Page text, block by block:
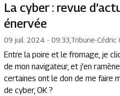
La cyber : revue
énervée
09 juil. 2024 - 09:33 Tribune-Cédric
Entre la poire et le fromage, je
de mon navigateur, et j’en
certaines ont le don de me faire
de cyber, OK ?